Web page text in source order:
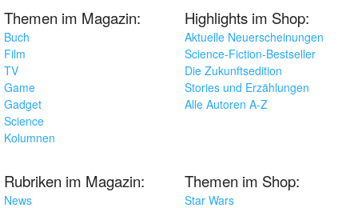
Themen im Magazin:
Buch
Film
TV
Game
Gadget
Science
Kolumnen
Highlights im Shop:
Aktuelle Neuerscheinungen
Science-Fiction-Bestseller
Die Zukunftsedition
Stories und Erzählungen
Alle Autoren A-Z
Rubriken im Magazin:
News
Themen im Shop:
Star Wars